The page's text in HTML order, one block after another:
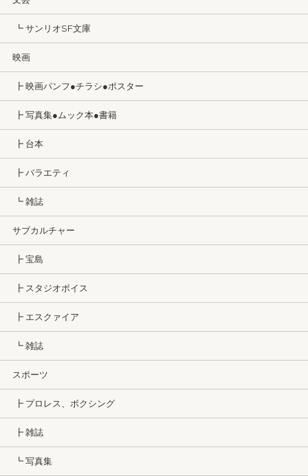
┗ サンリオSF文庫
映画
┣ 映画パンフ●チラシ●ポスター
┣ 写真集●ムック本●書籍
┣ 台本
┣ バラエティ
┗ 雑誌
サブカルチャー
┣ 宝島
┣ スタジオボイス
┣ エスクァイア
┗ 雑誌
スポーツ
┣ プロレス、ボクシング
┣ 雑誌
┗ 写真集